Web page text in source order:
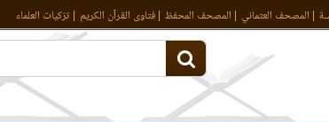
المصحف العثماني المصحف المحفظ فتاوى القرآن الكريم تزكيات العلماء